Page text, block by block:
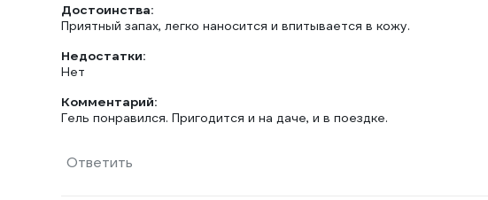
Достоинства:
Приятный запах, легко наносится и впитывается в кожу.
Недостатки:
Нет
Комментарий:
Гель понравился. Пригодится и на даче, и в поездке.
Ответить